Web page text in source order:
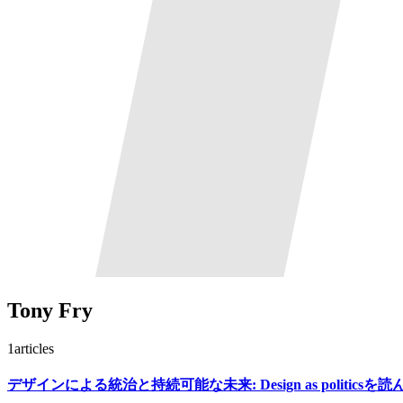
Tony Fry
1articles
デザインによる統治と持続可能な未来: Design as politicsを読